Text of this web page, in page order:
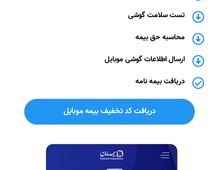
تست سلامت گوشی
محاسبه حق بیمه
ارسال اطلاعات گوشی موبایل
دریافت بیمه نامه
دریافت کد تخفیف بیمه موبایل